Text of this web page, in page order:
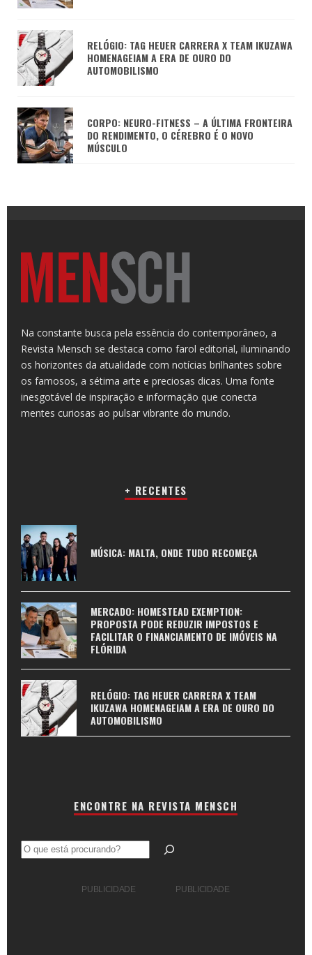
RELÓGIO: TAG HEUER CARRERA X TEAM IKUZAWA
HOMENAGEIAM A ERA DE OURO DO
AUTOMOBILISMO
CORPO: NEURO-FITNESS – A ÚLTIMA FRONTEIRA
DO RENDIMENTO, O CÉREBRO É O NOVO
MÚSCULO
Na constante busca pela essência do contemporâneo, a
Revista Mensch se destaca como farol editorial, iluminando
os horizontes da atualidade com notícias brilhantes sobre
os famosos, a sétima arte e preciosas dicas. Uma fonte
inesgotável de inspiração e informação que conecta
mentes curiosas ao pulsar vibrante do mundo.
+ RECENTES
MÚSICA: MALTA, ONDE TUDO RECOMEÇA
MERCADO: HOMESTEAD EXEMPTION:
PROPOSTA PODE REDUZIR IMPOSTOS E
FACILITAR O FINANCIAMENTO DE IMÓVEIS NA
FLÓRIDA
RELÓGIO: TAG HEUER CARRERA X TEAM
IKUZAWA HOMENAGEIAM A ERA DE OURO DO
AUTOMOBILISMO
ENCONTRE NA REVISTA MENSCH
Pesquisar
PUBLICIDADE PUBLICIDADE